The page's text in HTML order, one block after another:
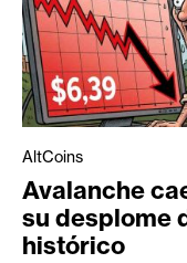
AltCoins
Avalanche
su desplome
histórico